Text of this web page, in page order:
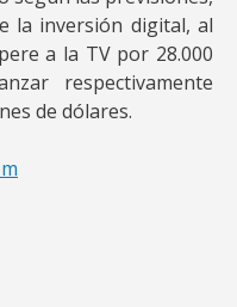
la inversión digital, al
a la TV por 28.000
respectivamente
de dólares.